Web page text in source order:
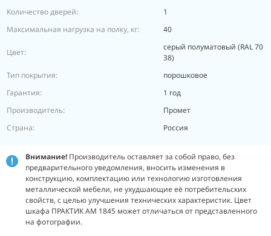
Количество дверей:
1
Максимальная нагрузка на полку, кг:
40
Цвет:
серый полуматовый (RAL 70
38)
Тип покрытия:
порошковое
Гарантия:
1 год
Производитель:
Промет
Страна:
Россия
Внимание! Производитель оставляет за собой право, без
предварительного уведомления, вносить изменения в
конструкцию, комплектацию или технологию изготовления
металлической мебели, не ухудшающие её потребительских
свойств, с целью улучшения технических характеристик. Цвет
шкафа ПРАКТИК AM 1845 может отличаться от представленного
на фотографии.